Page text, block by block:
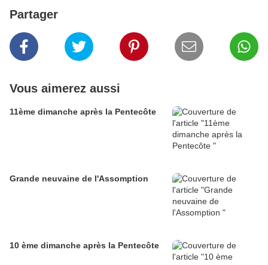
Partager
Vous aimerez aussi
11ème dimanche après la Pentecôte
Grande neuvaine de l'Assomption
10 ème dimanche après la Pentecôte